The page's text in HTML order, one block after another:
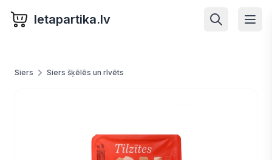
letapartika.lv
Siers Siers šķēlēs un rīvēts